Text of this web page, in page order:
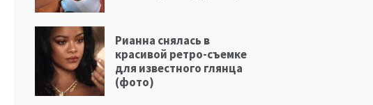
Рианна снялась в
красивой ретро-съемке
для известного глянца
(фото)